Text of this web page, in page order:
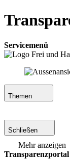
Servicemenü
Themen
Schließen
Mehr anzeigen
Transparenzportal